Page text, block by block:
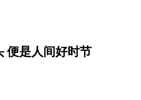
便是人间好时节